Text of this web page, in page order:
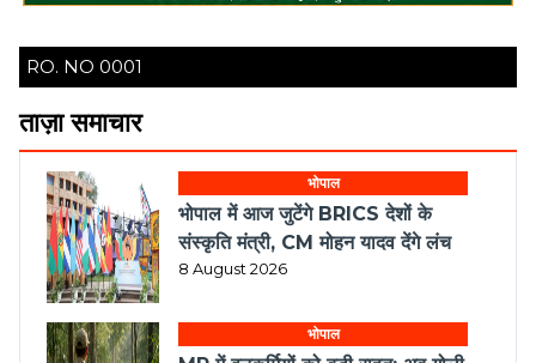
RO. NO 0001
ताज़ा समाचार
संस्कृति मंत्री, CM मोहन यादव देंगे लंच
8 August 2026
चलाने पर सीधे FIR नहीं, पहले होगी